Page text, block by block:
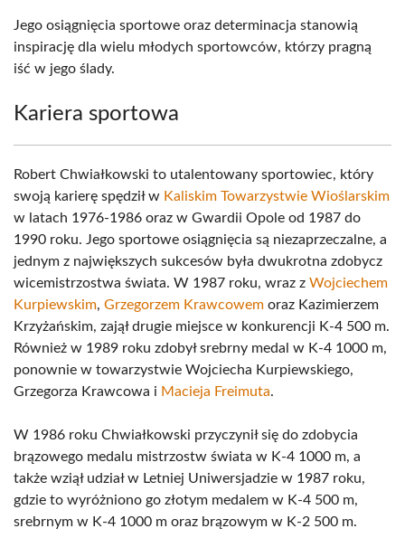
Jego osiągnięcia sportowe oraz determinacja stanowią
inspirację dla wielu młodych sportowców, którzy pragną
iść w jego ślady.
Kariera sportowa
Robert Chwiałkowski to utalentowany sportowiec, który
swoją karierę spędził w Kaliskim Towarzystwie Wioślarskim
w latach 1976-1986 oraz w Gwardii Opole od 1987 do
1990 roku. Jego sportowe osiągnięcia są niezaprzeczalne, a
jednym z największych sukcesów była dwukrotna zdobycz
wicemistrzostwa świata. W 1987 roku, wraz z Wojciechem
Kurpiewskim, Grzegorzem Krawcowem oraz Kazimierzem
Krzyżańskim, zajął drugie miejsce w konkurencji K-4 500 m.
Również w 1989 roku zdobył srebrny medal w K-4 1000 m,
ponownie w towarzystwie Wojciecha Kurpiewskiego,
Grzegorza Krawcowa i Macieja Freimuta.
W 1986 roku Chwiałkowski przyczynił się do zdobycia
brązowego medalu mistrzostw świata w K-4 1000 m, a
także wziął udział w Letniej Uniwersjadzie w 1987 roku,
gdzie to wyróżniono go złotym medalem w K-4 500 m,
srebrnym w K-4 1000 m oraz brązowym w K-2 500 m.